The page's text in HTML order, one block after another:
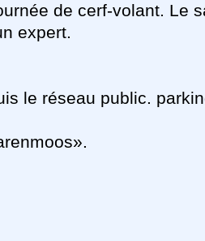
de cerf-volant. Le
expert.
le réseau public.